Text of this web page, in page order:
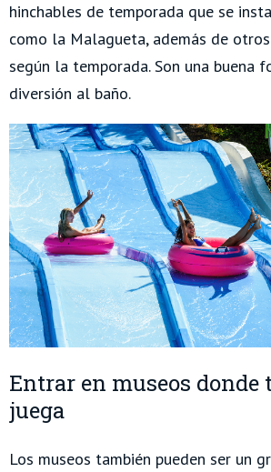
hinchables de temporada que se
como la Malagueta, además de
según la temporada. Son una buena
diversión al baño.
Entrar en museos donde
juega
Los museos también pueden ser un